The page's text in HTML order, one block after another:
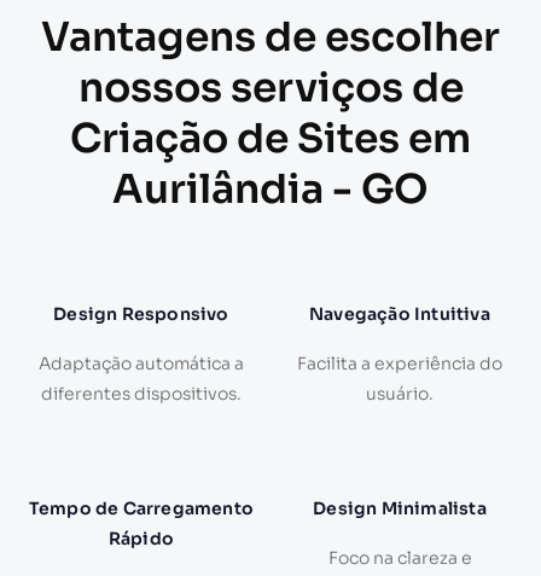
Vantagens de escolher
nossos serviços de
Criação de Sites em
Aurilândia - GO
Design Responsivo
Adaptação automática a
diferentes dispositivos.
Navegação Intuitiva
Facilita a experiência do
usuário.
Tempo de Carregamento
Rápido
Design Minimalista
Foco na clareza e